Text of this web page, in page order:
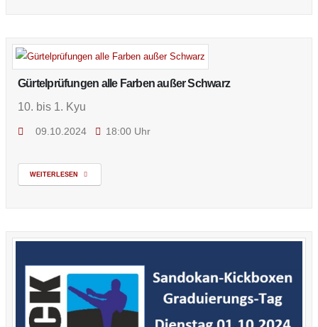
Gürtelprüfungen alle Farben außer Schwarz
10. bis 1. Kyu
09.10.2024 18:00 Uhr
WEITERLESEN